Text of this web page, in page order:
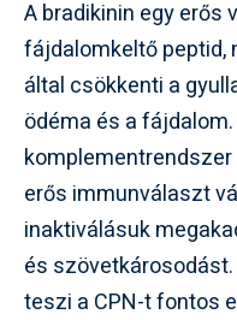
A bradikinin egy erős
fájdalomkeltő peptid,
által csökkenti a
ödéma és a
erős immunválaszt
inaktiválásuk
és
teszi a CPN-t fontos